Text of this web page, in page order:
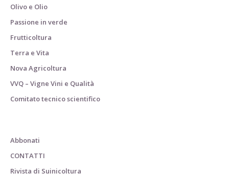
Olivo e Olio
Passione in verde
Frutticoltura
Terra e Vita
Nova Agricoltura
VVQ – Vigne Vini e Qualità
Comitato tecnico scientifico
Abbonati
CONTATTI
Rivista di Suinicoltura